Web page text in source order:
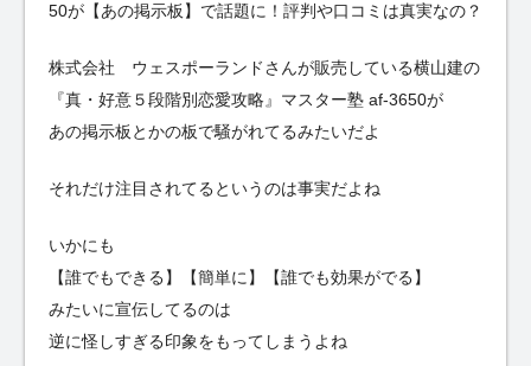
50が【あの掲示板】で話題に！評判や口コミは真実なの？
株式会社 ウェスポーランドさんが販売している横山建の
『真・好意５段階別恋愛攻略』マスター塾 af-3650が
あの掲示板とかの板で騒がれてるみたいだよ
それだけ注目されてるというのは事実だよね
いかにも
【誰でもできる】【簡単に】【誰でも効果がでる】
みたいに宣伝してるのは
逆に怪しすぎる印象をもってしまうよね